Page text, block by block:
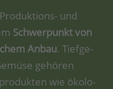
und
Schwer­punkt von
Anbau. Tief­ge­
gehö­ren
wie öko­lo­